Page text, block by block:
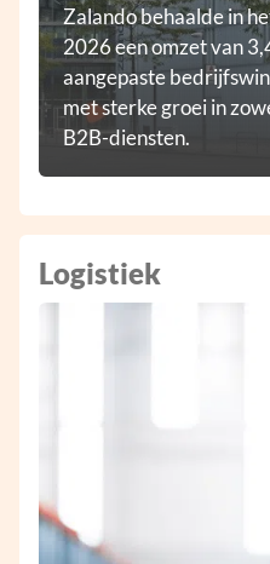
Zalando behaalde in
2026 een omzet van
aangepaste
met sterke groei in
B2B-diensten.
Logistiek